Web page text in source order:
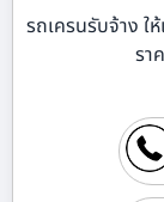
รถเครนรับจ้าง ใ
รา